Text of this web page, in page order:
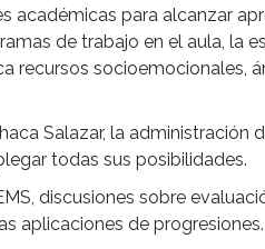
académicas para alcanzar
de trabajo en el aula, la
recursos socioemocionales,
Salazar, la administración
todas sus posibilidades.
discusiones sobre
aplicaciones de progresiones.